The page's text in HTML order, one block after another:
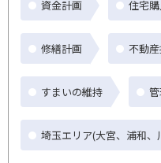
資金計画 住宅
修繕計画 不動
すまいの維持
埼玉エリア(大宮、浦和、